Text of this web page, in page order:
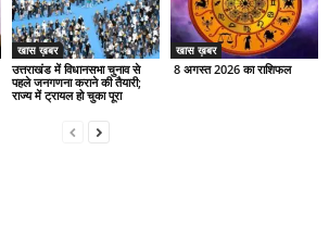
खास ख़बर
उत्तराखंड में विधानसभा चुनाव से
पहले जनगणना कराने की तैयारी;
राज्य में ट्रायल हो चुका पूरा
खास ख़बर
8 अगस्त 2026 का राशिफल